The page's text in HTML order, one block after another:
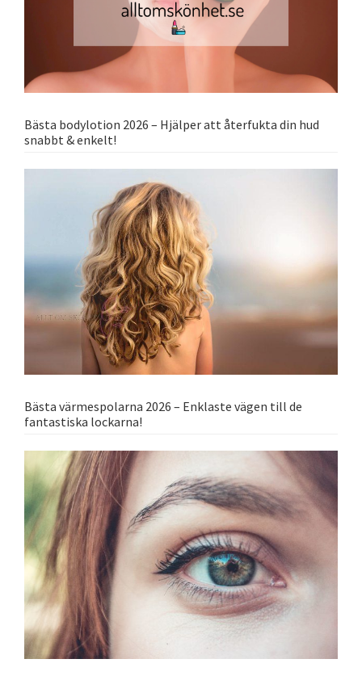
Bästa bodylotion 2026 – Hjälper att återfukta din hud
snabbt & enkelt!
Bästa värmespolarna 2026 – Enklaste vägen till de
fantastiska lockarna!